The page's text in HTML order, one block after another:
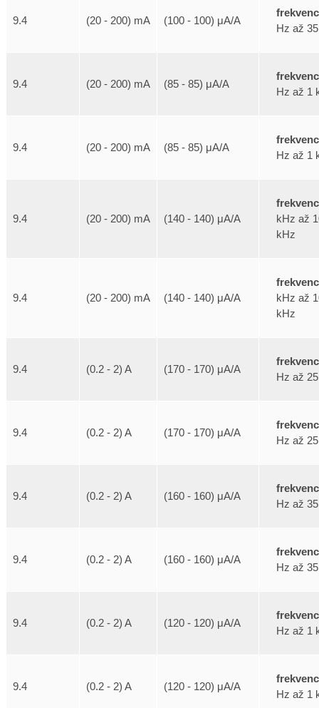
9.4 (20 - 200) mA (100 - 100) μA/A
Hz až
9.4 (20 - 200) mA (85 - 85) μA/A
Hz až 1
9.4 (20 - 200) mA (85 - 85) μA/A
Hz až 1
9.4 (20 - 200) mA (140 - 140) μA/A
kHz až
kHz
9.4 (20 - 200) mA (140 - 140) μA/A
kHz až
kHz
9.4 (0.2 - 2) A (170 - 170) μA/A
Hz až
9.4 (0.2 - 2) A (170 - 170) μA/A
Hz až
9.4 (0.2 - 2) A (160 - 160) μA/A
Hz až
9.4 (0.2 - 2) A (160 - 160) μA/A
Hz až
9.4 (0.2 - 2) A (120 - 120) μA/A
Hz až 1
9.4 (0.2 - 2) A (120 - 120) μA/A
Hz až 1